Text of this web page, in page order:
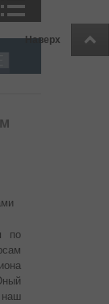
Наверх
по
наш